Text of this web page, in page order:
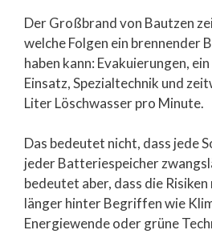
Der Großbrand von Bautzen
welche Folgen ein brennender
haben kann: Evakuierungen,
Einsatz, Spezialtechnik und
Liter Löschwasser pro Minute.
Das bedeutet nicht, dass jede
jeder Batteriespeicher
bedeutet aber, dass die
länger hinter Begriffen wie
Energiewende oder grüne